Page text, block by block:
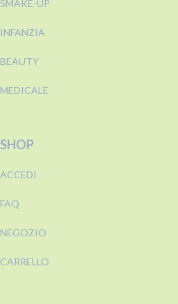
SMAKE-UP
INFANZIA
BEAUTY
MEDICALE
SHOP
ACCEDI
FAQ
NEGOZIO
CARRELLO